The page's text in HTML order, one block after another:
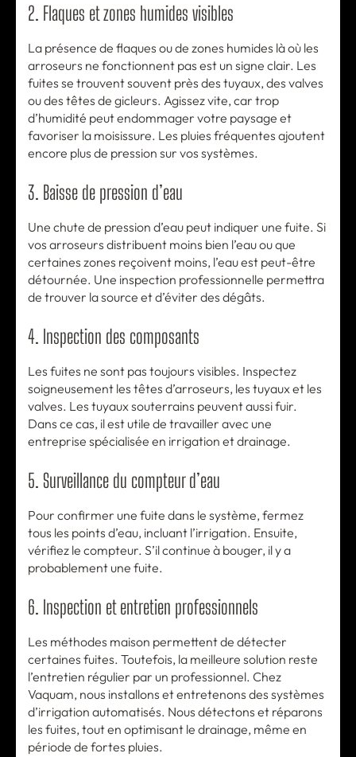
2. Flaques et zones humides visibles
La présence de flaques ou de zones humides là où les
arroseurs ne fonctionnent pas est un signe clair. Les
fuites se trouvent souvent près des tuyaux, des valves
ou des têtes de gicleurs. Agissez vite, car trop
d’humidité peut endommager votre paysage et
favoriser la moisissure. Les pluies fréquentes ajoutent
encore plus de pression sur vos systèmes.
3. Baisse de pression d’eau
Une chute de pression d’eau peut indiquer une fuite. Si
vos arroseurs distribuent moins bien l’eau ou que
certaines zones reçoivent moins, l’eau est peut-être
détournée. Une inspection professionnelle permettra
de trouver la source et d’éviter des dégâts.
4. Inspection des composants
Les fuites ne sont pas toujours visibles. Inspectez
soigneusement les têtes d’arroseurs, les tuyaux et les
valves. Les tuyaux souterrains peuvent aussi fuir.
Dans ce cas, il est utile de travailler avec une
entreprise spécialisée en irrigation et drainage.
5. Surveillance du compteur d’eau
Pour confirmer une fuite dans le système, fermez
tous les points d’eau, incluant l’irrigation. Ensuite,
vérifiez le compteur. S’il continue à bouger, il y a
probablement une fuite.
6. Inspection et entretien professionnels
Les méthodes maison permettent de détecter
certaines fuites. Toutefois, la meilleure solution reste
l’entretien régulier par un professionnel. Chez
Vaquam, nous installons et entretenons des systèmes
d’irrigation automatisés. Nous détectons et réparons
les fuites, tout en optimisant le drainage, même en
période de fortes pluies.